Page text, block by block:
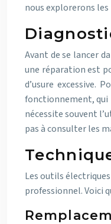
nous explorerons
Avant de se lancer
une réparation est
d’usure excessive.
fonctionnement, qui
nécessite souvent
pas à consulter les
Les outils
professionnel. Voici